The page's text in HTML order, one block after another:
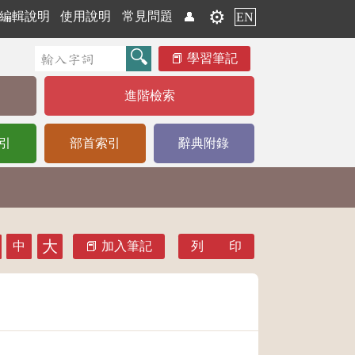
輯說明 使用說明 常見問題 👤 ⚙️ EN
學習筆記
進階檢索
部首索引 辭典附錄
中 大 加入筆記 列 印